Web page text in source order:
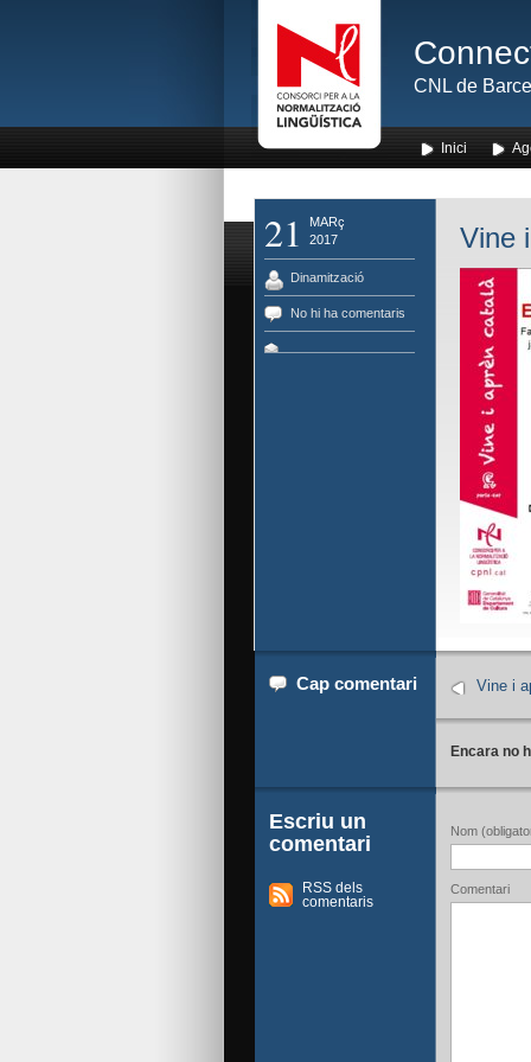
CNL de
Inici
21
MARç
2017
Dinamització
No hi ha comentaris
Vine
Cap comentari Vine i
Encara no
Escriu un
comentari
RSS dels
comentaris
Nom
Comentari